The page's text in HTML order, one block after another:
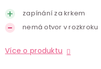
zapínání za krkem
nemá otvor v rozkroku
Více o produktu